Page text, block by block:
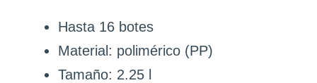
Hasta 16 botes
Material: polimérico (PP)
Tamaño: 2.25 l